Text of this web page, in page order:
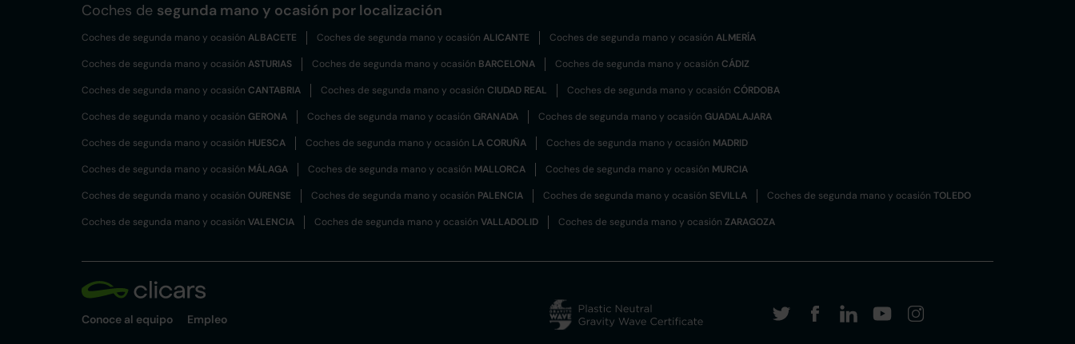
Coches de segunda mano y ocasión por localización
Coches de segunda mano y ocasión ALBACETE Coches de segunda mano y ocasión ALICANTE Coches de segunda mano y ocasión ALMERÍA
Coches de segunda mano y ocasión ASTURIAS Coches de segunda mano y ocasión BARCELONA Coches de segunda mano y ocasión CÁDIZ
Coches de segunda mano y ocasión CANTABRIA Coches de segunda mano y ocasión CIUDAD REAL Coches de segunda mano y ocasión CÓRDOBA
Coches de segunda mano y ocasión GERONA Coches de segunda mano y ocasión GRANADA Coches de segunda mano y ocasión GUADALAJARA
Coches de segunda mano y ocasión HUESCA Coches de segunda mano y ocasión LA CORUÑA Coches de segunda mano y ocasión MADRID
Coches de segunda mano y ocasión MÁLAGA Coches de segunda mano y ocasión MALLORCA Coches de segunda mano y ocasión MURCIA
Coches de segunda mano y ocasión OURENSE Coches de segunda mano y ocasión PALENCIA Coches de segunda mano y ocasión SEVILLA Coches de segunda mano y ocasión TOLEDO
Coches de segunda mano y ocasión VALENCIA Coches de segunda mano y ocasión VALLADOLID Coches de segunda mano y ocasión ZARAGOZA
Conoce al equipo Empleo